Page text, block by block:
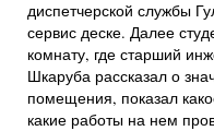
диспетчерской службы
сервис деске. Далее
комнату, где старший
Шкаруба рассказал о
помещения, показал
какие работы на нем